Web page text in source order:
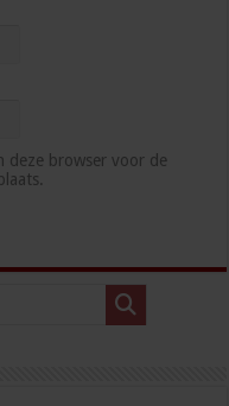
deze browser voor de